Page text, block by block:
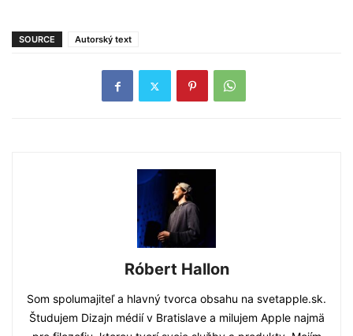
SOURCE Autorský text
Róbert Hallon
Som spolumajiteľ a hlavný tvorca obsahu na svetapple.sk.
Študujem Dizajn médií v Bratislave a milujem Apple najmä